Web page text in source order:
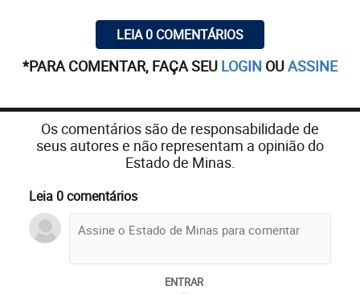
LEIA 0 COMENTÁRIOS
*PARA COMENTAR, FAÇA SEU LOGIN OUASSINE
Os comentários são de responsabilidade de
seus autores e não representam a opinião do
Estado de Minas.
Leia 0 comentários
ENTRAR